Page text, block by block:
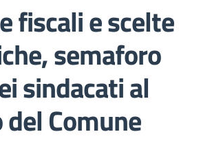
fiscali e scelte
semaforo
sindacati al
Comune